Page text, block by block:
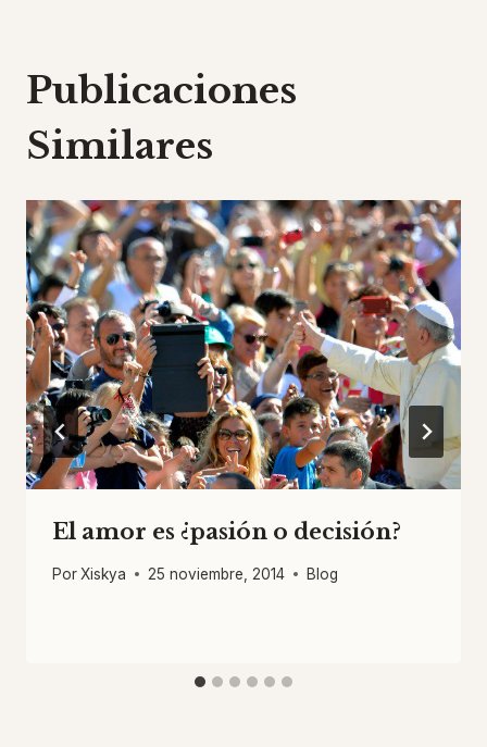
Publicaciones
Similares
El amor es ¿pasión o decisión?
PorXiskya 25 noviembre, 2014 Blog